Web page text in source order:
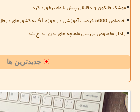
موشک فالکون ۹ دقایقی پیش با ماه برخورد کرد
اختصاص 5000 فرصت آموزشی در حوزه AI به کشورهای درحال توسعه
رادار مخصوص بررسی ماهیچه های بدن ابداع شد
جدیدترین ها